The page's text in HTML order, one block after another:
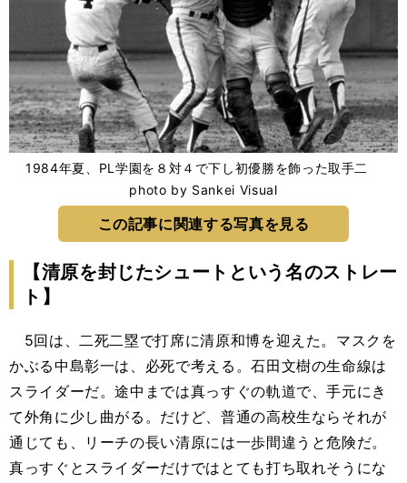
1984年夏、PL学園を８対４で下し初優勝を飾った取手二
photo by Sankei Visual
この記事に関連する写真を見る
【清原を封じたシュートという名のストレー
ト】
5回は、二死二塁で打席に清原和博を迎えた。マスクを
かぶる中島彰一は、必死で考える。石田文樹の生命線は
スライダーだ。途中までは真っすぐの軌道で、手元にき
て外角に少し曲がる。だけど、普通の高校生ならそれが
通じても、リーチの長い清原には一歩間違うと危険だ。
真っすぐとスライダーだけではとても打ち取れそうにな